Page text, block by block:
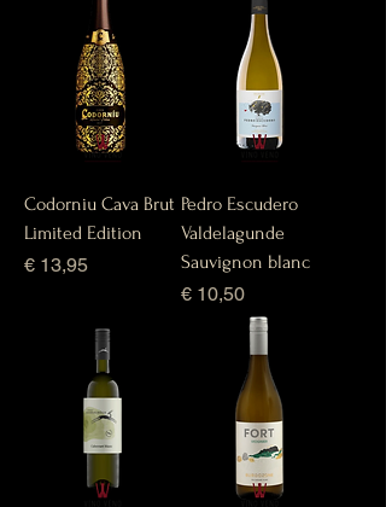
Codorniu Cava Brut
Limited Edition
Prijs
€ 13,95
Pedro Escudero
Valdelagunde
Sauvignon blanc
Prijs
€ 10,50